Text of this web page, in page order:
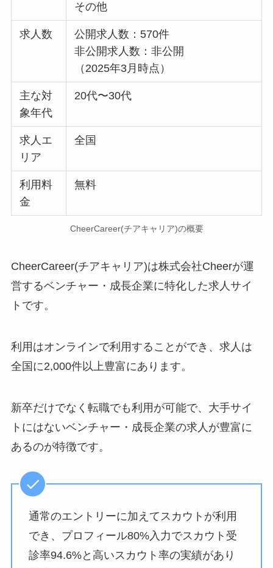
その他
求人数
公開求人数：570件
非公開求人数：非公開
（2025年3月時点）
主な対
象年代
20代〜30代
求人エ
リア
全国
利用料
金
無料
CheerCareer(チアキャリア)の概要
CheerCareer(チアキャリア)は株式会社Cheerが運
営するベンチャー・成長企業に特化した求人サイ
トです。
利用はオンラインで利用することができ、求人は
全国に2,000件以上豊富にあります。
新卒だけでなく転職でも利用が可能で、大手サイ
トにはないベンチャー・成長企業の求人が豊富に
あるのが特徴です。
通常のエントリーに加えてスカウトが利用
でき、プロフィール80%入力でスカウト受
診率94.6%と高いスカウト率の実績があり